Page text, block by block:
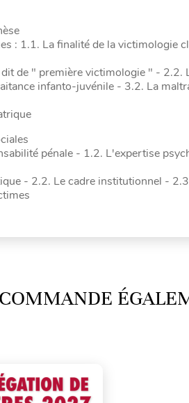
: 1.1. La finalité de la victimologie
de " première victimologie " - 2.2.
infanto-juvénile - 3.2. La
pénale - 1.2. L'expertise
- 2.2. Le cadre institutionnel -